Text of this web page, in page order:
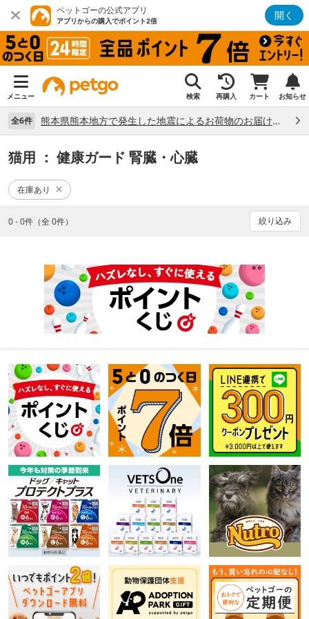
ペットゴーの公式アプリ
アプリからの購入でポイント2倍 開く
メニュー 検索 再購入 カート お知らせ
全6件 熊本県熊本地方で発生した地震によるお荷物のお届け状況について （7/28）
猫用 ： 健康ガード 腎臓・心臓
在庫あり
0 - 0件（全 0件） 絞り込み